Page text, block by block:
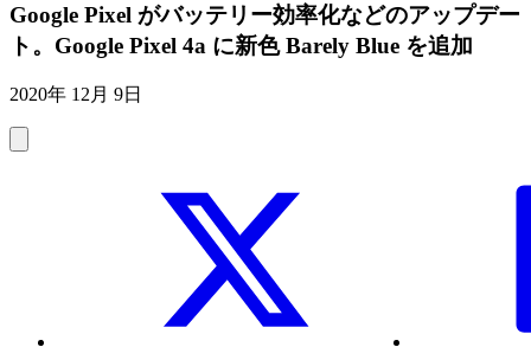
Google Pixel がバッテリー効率化などのアップデー
ト。Google Pixel 4a に新色 Barely Blue を追加
2020年 12月 9日